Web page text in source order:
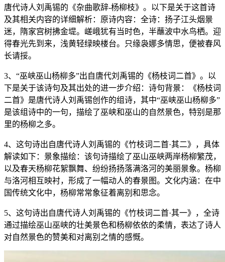
唐代诗人刘禹锡的《杂曲歌辞-杨柳枝》。以下是关于这首诗
及其相关内容的详细解析：原诗内容：全诗：扬子江头烟景
迷，隋家宫树拂金堤。嵯峨犹有当时色，半蘸波中水鸟栖。迎
得春光先到来，浅黄轻绿映楼台。只缘袅娜多情思，便被春风
长请挼。
3、“巫峡巫山杨柳多”出自唐代刘禹锡的《杨枝词二首》。以
下是关于该诗句及其出处的进一步介绍：诗句背景：《杨枝词
二首》是唐代诗人刘禹锡创作的组诗，其中“巫峡巫山杨柳多”
是该组诗中的一句，描绘了巫峡和巫山的自然景色，特别是那
里的杨柳之多。
4、这句诗出自唐代诗人刘禹锡的《竹枝词二首·其二》，具体
解读如下：景象描绘：该句诗描绘了巫山巫峡两岸杨柳繁茂，
以及春天杨柳花絮飘舞、纷纷扬扬落满洛河的美丽景象。杨柳
与洛河相互映衬，形成了一幅动人的春景图。文化内涵：在中
国传统文化中，杨柳常常象征着离别和思念。
5、这句诗出自唐代诗人刘禹锡的《竹枝词二首·其一》，全诗
通过描绘巫山巫峡的壮美景色和杨柳依依的柔情，表达了诗人
对自然景色的赞美和对离别之情的感慨。